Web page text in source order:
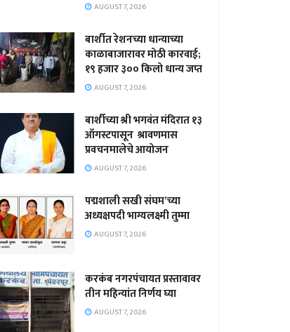
AUGUST 7, 2026
बार्शीत रेशनच्या धान्याच्या
काळाबाजारावर मोठी कारवाई;
१९ हजार ३०० किलो धान्य जप्त
AUGUST 7, 2026
बार्शीच्या श्री भगवंत मंदिरात १३
ऑगस्टपासून श्रावणमास
प्रवचनमालेचे आयोजन
AUGUST 7, 2026
पद्मशाली सखी संघम’च्या
अध्यक्षपदी भाग्यलक्ष्मी तुम्मा
AUGUST 7, 2026
करकंब नगरपंचायत प्रस्तावावर
तीन महिन्यांत निर्णय घ्या
AUGUST 7, 2026